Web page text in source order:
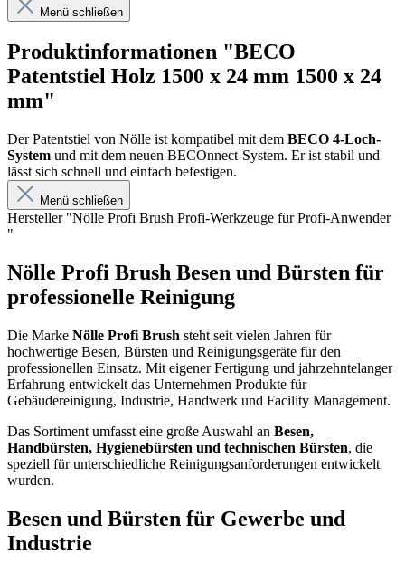
Menü schließen
Produktinformationen "BECO
Patentstiel Holz 1500 x 24 mm 1500 x 24
mm"
Der Patentstiel von Nölle ist kompatibel mit dem BECO 4-Loch-
System und mit dem neuen BECOnnect-System. Er ist stabil und
lässt sich schnell und einfach befestigen.
Menü schließen
Hersteller "Nölle Profi Brush Profi-Werkzeuge für Profi-Anwender
"
Nölle Profi Brush Besen und Bürsten für
professionelle Reinigung
Die Marke Nölle Profi Brush steht seit vielen Jahren für
hochwertige Besen, Bürsten und Reinigungsgeräte für den
professionellen Einsatz. Mit eigener Fertigung und jahrzehntelanger
Erfahrung entwickelt das Unternehmen Produkte für
Gebäudereinigung, Industrie, Handwerk und Facility Management.
Das Sortiment umfasst eine große Auswahl an Besen,
Handbürsten, Hygienebürsten und technischen Bürsten, die
speziell für unterschiedliche Reinigungsanforderungen entwickelt
wurden.
Besen und Bürsten für Gewerbe und
Industrie